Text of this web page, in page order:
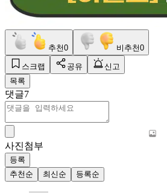
추천0 비추천0
스크랩 공유
신고
목록
댓글7
사진첨부
등록
추천순
최신순 등록순